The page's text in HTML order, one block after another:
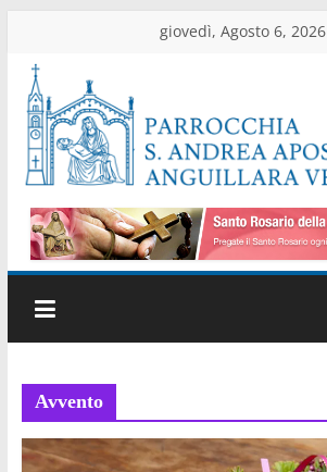
contenuto
giovedì, Agosto 6, 2026
Parrocchia
di
Anguillara
Veneta
Sito
ufficiale
della
parrocchia
Avvento